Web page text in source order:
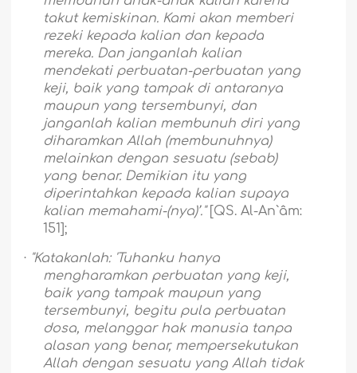
takut kemiskinan. Kami akan memberi
rezeki kepada kalian dan kepada
mereka. Dan janganlah kalian
mendekati perbuatan-perbuatan yang
keji, baik yang tampak di antaranya
maupun yang tersembunyi, dan
janganlah kalian membunuh diri yang
diharamkan Allah (membunuhnya)
melainkan dengan sesuatu (sebab)
yang benar. Demikian itu yang
diperintahkan kepada kalian supaya
kalian memahami-(nya)’." [QS. Al-An`âm:
151];
· "Katakanlah: 'Tuhanku hanya
mengharamkan perbuatan yang keji,
baik yang tampak maupun yang
tersembunyi, begitu pula perbuatan
dosa, melanggar hak manusia tanpa
alasan yang benar, mempersekutukan
Allah dengan sesuatu yang Allah tidak